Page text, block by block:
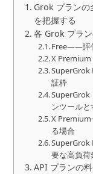
Grok プラン
を把握する
各 Grok プラ
Free——評
X
証枠
ンツール
X
る場合
要な高負荷
API プランの